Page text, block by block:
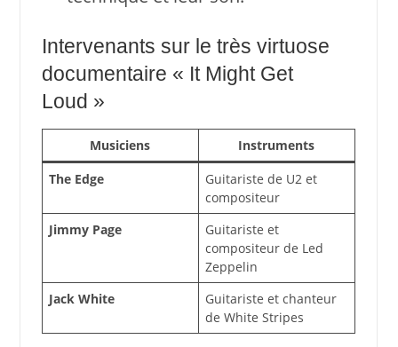
Intervenants sur le très virtuose
documentaire « It Might Get
Loud »
Musiciens
Instruments
The Edge
Guitariste de U2 et
compositeur
Jimmy Page
Guitariste et
compositeur de Led
Zeppelin
Jack White
Guitariste et chanteur
de White Stripes